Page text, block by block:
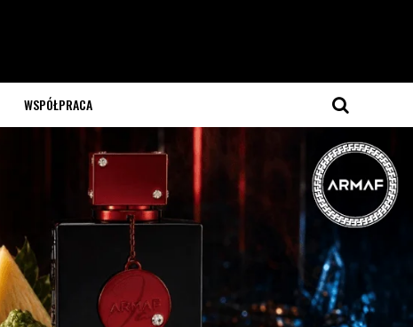
WSPÓŁPRACA